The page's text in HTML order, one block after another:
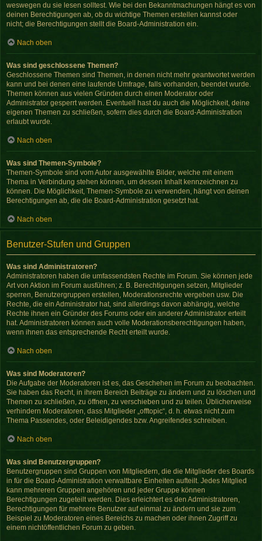
weswegen du sie lesen solltest. Wie bei den Bekanntmachungen hängt es von
deinen Berechtigungen ab, ob du wichtige Themen erstellen kannst oder
nicht; die Berechtigungen stellt die Board-Administration ein.
Nach oben
Was sind geschlossene Themen?
Geschlossene Themen sind Themen, in denen nicht mehr geantwortet werden
kann und bei denen eine laufende Umfrage, falls vorhanden, beendet wurde.
Themen können aus vielen Gründen durch einen Moderator oder
Administrator gesperrt werden. Eventuell hast du auch die Möglichkeit, deine
eigenen Themen zu schließen, sofern dies durch die Board-Administration
erlaubt wurde.
Nach oben
Was sind Themen-Symbole?
Themen-Symbole sind vom Autor ausgewählte Bilder, welche mit einem
Thema in Verbindung stehen können, um dessen Inhalt kennzeichnen zu
können. Die Möglichkeit, Themen-Symbole zu verwenden, hängt von deinen
Berechtigungen ab, die die Board-Administration gesetzt hat.
Nach oben
Benutzer-Stufen und Gruppen
Was sind Administratoren?
Administratoren haben die umfassendsten Rechte im Forum. Sie können jede
Art von Aktion im Forum ausführen; z. B. Berechtigungen setzen, Mitglieder
sperren, Benutzergruppen erstellen, Moderationsrechte vergeben usw. Die
Rechte, die ein Administrator hat, sind allerdings davon abhängig, welche
Rechte ihnen ein Gründer des Forums oder ein anderer Administrator erteilt
hat. Administratoren können auch volle Moderationsberechtigungen haben,
wenn ihnen das entsprechende Recht erteilt wurde.
Nach oben
Was sind Moderatoren?
Die Aufgabe der Moderatoren ist es, das Geschehen im Forum zu beobachten.
Sie haben das Recht, in ihrem Bereich Beiträge zu ändern und zu löschen und
Themen zu schließen, zu öffnen, zu verschieben und zu teilen. Üblicherweise
verhindern Moderatoren, dass Mitglieder „offtopic“, d. h. etwas nicht zum
Thema Passendes, oder Beleidigendes bzw. Angreifendes schreiben.
Nach oben
Was sind Benutzergruppen?
Benutzergruppen sind Gruppen von Mitgliedern, die die Mitglieder des Boards
in für die Board-Administration verwaltbare Einheiten aufteilt. Jedes Mitglied
kann mehreren Gruppen angehören und jeder Gruppe können
Berechtigungen zugeteilt werden. Dies erleichtert es den Administratoren,
Berechtigungen für mehrere Benutzer auf einmal zu ändern und sie zum
Beispiel zu Moderatoren eines Bereichs zu machen oder ihnen Zugriff zu
einem nichtöffentlichen Forum zu geben.